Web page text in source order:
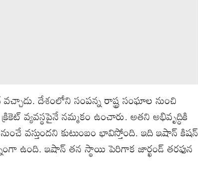
దేశంలోని సంపన్న రాష్ట్ర సంఘాల నుంచి
వ్యవస్థపైనే నమ్మకం ఉంచారు. అతని అభివృద్ధికి
వస్తుందని కుటుంబం భావిస్తోంది. ఇది ఇషాన్ కిషన్
ఉంది. ఇషాన్ తన స్థాయి పెరిగాక జార్ఖండ్ తరఫున